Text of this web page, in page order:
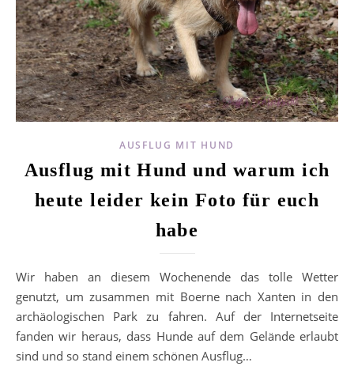
AUSFLUG MIT HUND
Ausflug mit Hund und warum ich
heute leider kein Foto für euch
habe
Wir haben an diesem Wochenende das tolle Wetter
genutzt, um zusammen mit Boerne nach Xanten in den
archäologischen Park zu fahren. Auf der Internetseite
fanden wir heraus, dass Hunde auf dem Gelände erlaubt
sind und so stand einem schönen Ausflug…